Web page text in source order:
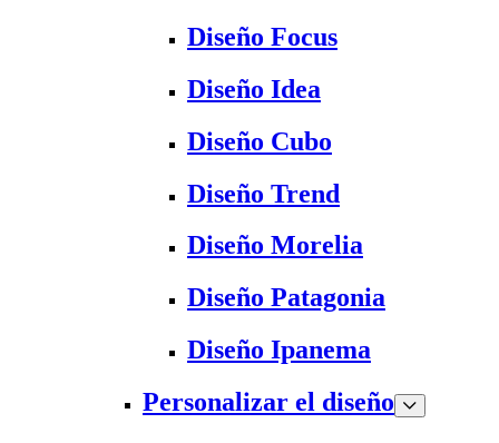
Diseño Focus
Diseño Idea
Diseño Cubo
Diseño Trend
Diseño Morelia
Diseño Patagonia
Diseño Ipanema
Personalizar el diseño